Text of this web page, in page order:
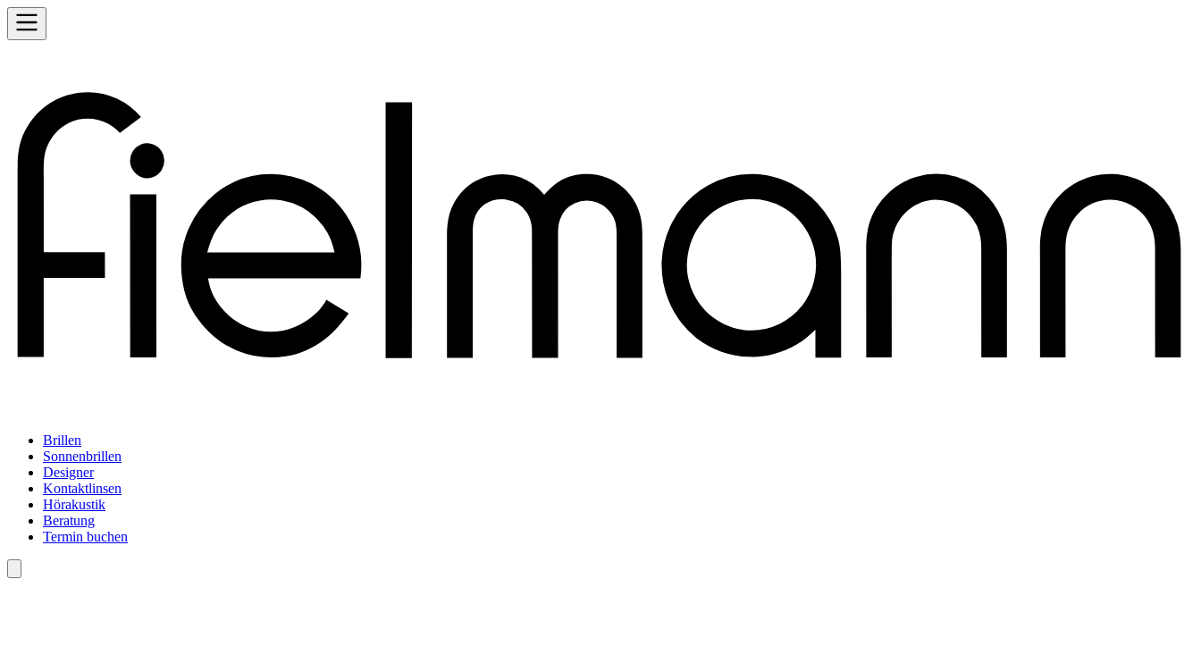
Brillen
Sonnenbrillen
Designer
Kontaktlinsen
Hörakustik
Beratung
Termin buchen